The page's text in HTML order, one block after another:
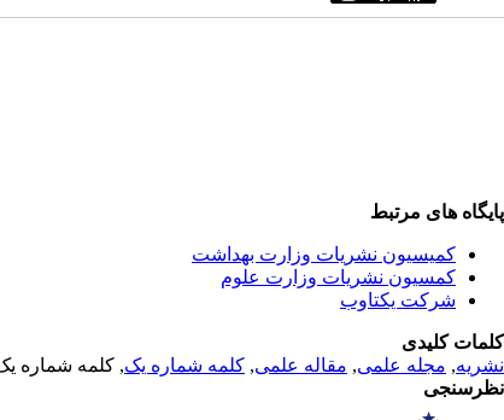
پایگاه های مرتبط
کمیسیون نشریات وزارت بهداشت
کمسیون نشریات وزارت علوم
شرکت یکتاوب
کلمات کلیدی
نشریه, مجله علمی, مقاله علمی, کلمه شماره یک, کلمه شماره
نظرسنجی